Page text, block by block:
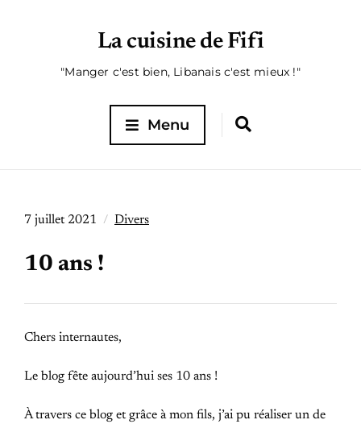
La cuisine de Fifi
"Manger c'est bien, Libanais c'est mieux !"
Menu
7 juillet 2021 Divers
10 ans !
Chers internautes,
Le blog fête aujourd’hui ses 10 ans !
À travers ce blog et grâce à mon fils, j’ai pu réaliser un de